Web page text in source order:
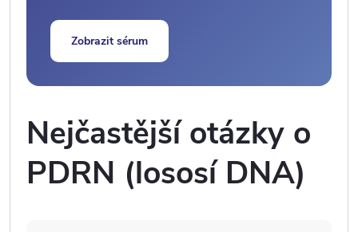
Zobrazit sérum
Nejčastější otázky o
PDRN (lososí DNA)